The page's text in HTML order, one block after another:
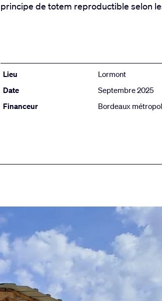
principe de totem reproductible selon
Lieu
Lormont
Date
Septembre 2025
Financeur
Bordeaux